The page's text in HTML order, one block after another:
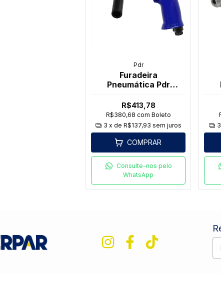
Pdr
Furadeira
Pneumática Pdr
R$413,78
R$380,68 com Boleto
3 x de R$137,93 sem juros
COMPRAR
Consulte-nos pelo
WhatsApp
3